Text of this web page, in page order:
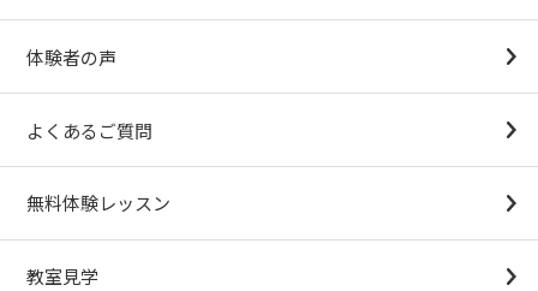
体験者の声
よくあるご質問
無料体験レッスン
教室見学